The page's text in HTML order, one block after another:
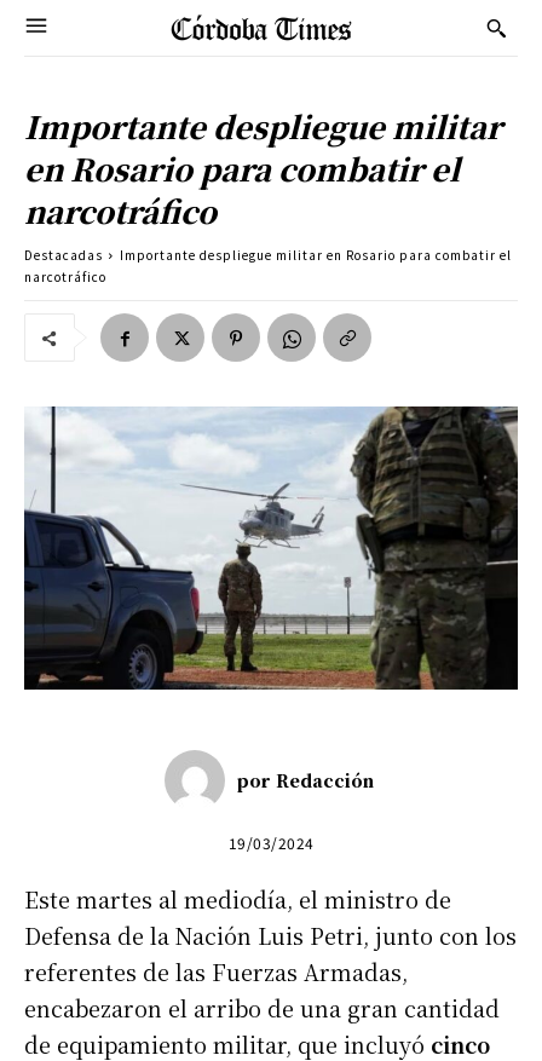
Importante despliegue militar
en Rosario para combatir el
narcotráfico
Destacadas
Importante despliegue militar en Rosario para combatir el
narcotráfico
por Redacción
19/03/2024
Este martes al mediodía, el ministro de
Defensa de la Nación Luis Petri, junto con los
referentes de las Fuerzas Armadas,
encabezaron el arribo de una gran cantidad
de equipamiento militar, que incluyó cinco